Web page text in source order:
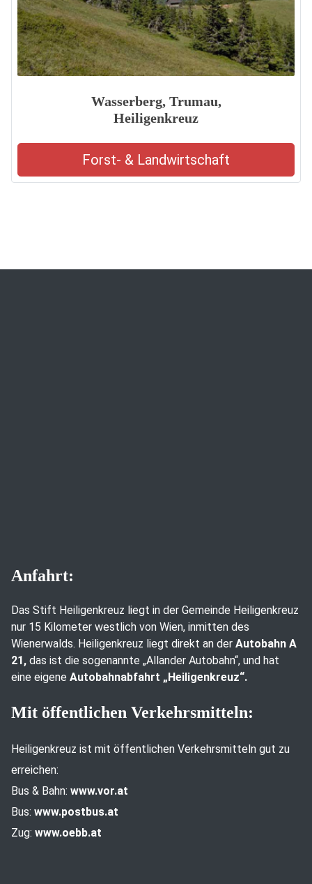
Wasserberg, Trumau,
Heiligenkreuz
Forst- & Landwirtschaft
Anfahrt:
Das Stift Heiligenkreuz liegt in der Gemeinde Heiligenkreuz
nur 15 Kilometer westlich von Wien, inmitten des
Wienerwalds. Heiligenkreuz liegt direkt an der Autobahn A
21, das ist die sogenannte „Allander Autobahn“, und hat
eine eigene Autobahnabfahrt „Heiligenkreuz“.
Mit öffentlichen Verkehrsmitteln:
Heiligenkreuz ist mit öffentlichen Verkehrsmitteln gut zu
erreichen:
Bus & Bahn: www.vor.at
Bus: www.postbus.at
Zug: www.oebb.at